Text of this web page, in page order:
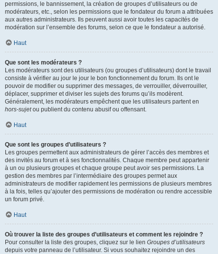
permissions, le bannissement, la création de groupes d’utilisateurs ou de
modérateurs, etc., selon les permissions que le fondateur du forum a attribuées
aux autres administrateurs. Ils peuvent aussi avoir toutes les capacités de
modération sur l’ensemble des forums, selon ce que le fondateur a autorisé.
Haut
Que sont les modérateurs ?
Les modérateurs sont des utilisateurs (ou groupes d’utilisateurs) dont le travail
consiste à vérifier au jour le jour le bon fonctionnement du forum. Ils ont le
pouvoir de modifier ou supprimer des messages, de verrouiller, déverrouiller,
déplacer, supprimer et diviser les sujets des forums qu’ils modèrent.
Généralement, les modérateurs empêchent que les utilisateurs partent en
hors-sujetou publient du contenu abusif ou offensant.
Haut
Que sont les groupes d’utilisateurs ?
Les groupes permettent aux administrateurs de gérer l’accès des membres et
des invités au forum et à ses fonctionnalités. Chaque membre peut appartenir
à un ou plusieurs groupes et chaque groupe peut avoir ses permissions. La
gestion des membres par l’intermédiaire des groupes permet aux
administrateurs de modifier rapidement les permissions de plusieurs membres
à la fois, telles qu’ajouter des permissions de modération ou rendre accessible
un forum privé.
Haut
Où trouver la liste des groupes d’utilisateurs et comment les rejoindre ?
Pour consulter la liste des groupes, cliquez sur le lien Groupes d’utilisateurs
depuis votre panneau de l’utilisateur. Si vous souhaitez rejoindre un des